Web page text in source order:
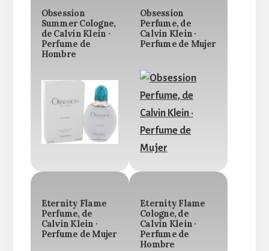
Obsession
Summer Cologne,
de Calvin Klein ·
Perfume de
Hombre
Obsession
Perfume, de
Calvin Klein ·
Perfume de Mujer
Eternity Flame
Perfume, de
Calvin Klein ·
Perfume de Mujer
Eternity Flame
Cologne, de
Calvin Klein ·
Perfume de
Hombre